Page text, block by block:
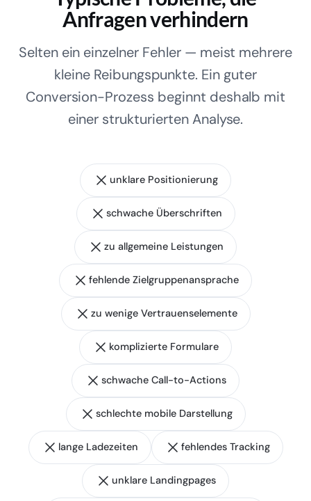
Anfragen verhindern
Selten ein einzelner Fehler — meist mehrere
kleine Reibungspunkte. Ein guter
Conversion-Prozess beginnt deshalb mit
einer strukturierten Analyse.
unklare Positionierung
schwache Überschriften
zu allgemeine Leistungen
fehlende Zielgruppenansprache
zu wenige Vertrauenselemente
komplizierte Formulare
schwache Call-to-Actions
schlechte mobile Darstellung
lange Ladezeiten fehlendes Tracking
unklare Landingpages